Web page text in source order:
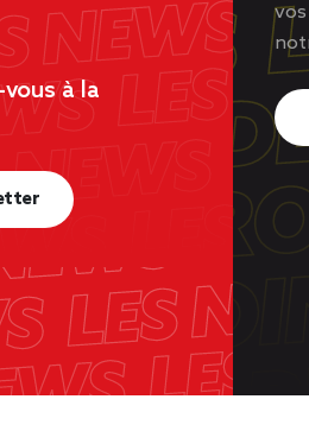
à la